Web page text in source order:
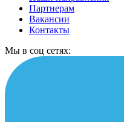
Партнерам
Вакансии
Контакты
Мы в соц сетях: